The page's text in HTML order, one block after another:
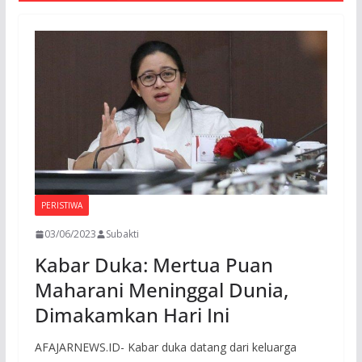
PERISTIWA
03/06/2023 Subakti
Kabar Duka: Mertua Puan
Maharani Meninggal Dunia,
Dimakamkan Hari Ini
AFAJARNEWS.ID- Kabar duka datang dari keluarga